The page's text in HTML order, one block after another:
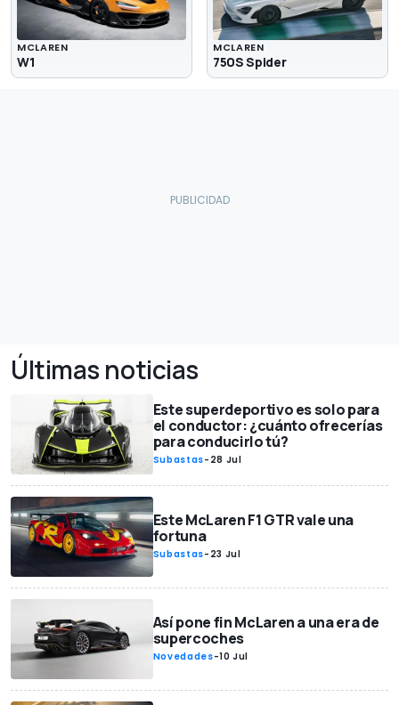
MCLAREN
W1
MCLAREN
750S Spider
Últimas noticias
Este superdeportivo es solo para
el conductor: ¿cuánto ofrecerías
para conducirlo tú?
Subastas- 28 Jul
Este McLaren F1 GTR vale una
fortuna
Subastas- 23 Jul
Así pone fin McLaren a una era de
supercoches
Novedades-10 Jul